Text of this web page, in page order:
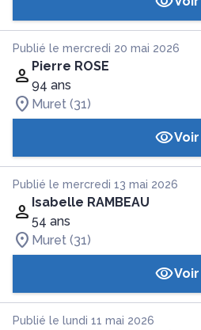
Publié le mercredi 20 mai 2026
Pierre ROSE
94 ans
Muret (31)
Voir
Publié le mercredi 13 mai 2026
Isabelle RAMBEAU
54 ans
Muret (31)
Voir
Publié le lundi 11 mai 2026